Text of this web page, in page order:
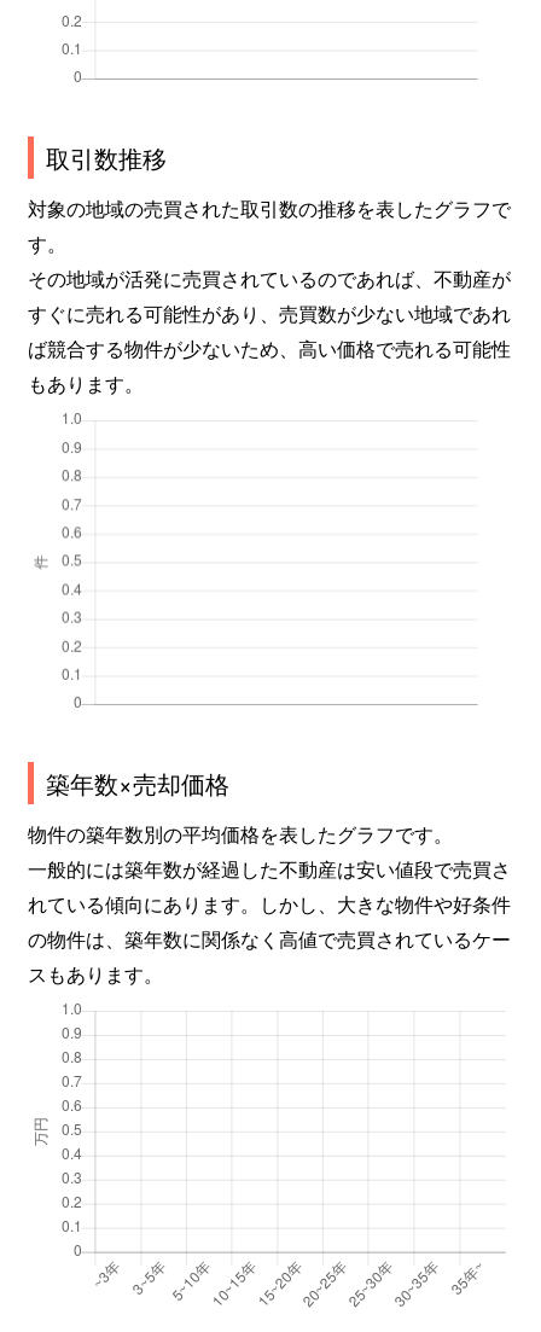
取引数推移
対象の地域の売買された取引数の推移を表したグラフで
す。
その地域が活発に売買されているのであれば、不動産が
すぐに売れる可能性があり、売買数が少ない地域であれ
ば競合する物件が少ないため、高い価格で売れる可能性
もあります。
築年数×売却価格
物件の築年数別の平均価格を表したグラフです。
一般的には築年数が経過した不動産は安い値段で売買さ
れている傾向にあります。しかし、大きな物件や好条件
の物件は、築年数に関係なく高値で売買されているケー
スもあります。